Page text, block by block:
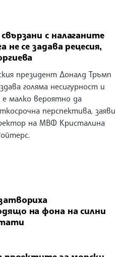
с налаганите
се задава рецесия,
президент Доналд Тръмп
голяма несигурност и
малко вероятно да
перспектива, заяви
на МВФ Кристалина
на фона на силни